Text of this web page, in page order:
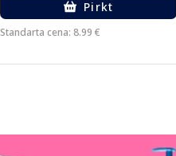
Pirkt
Standarta cena: 8.99 €